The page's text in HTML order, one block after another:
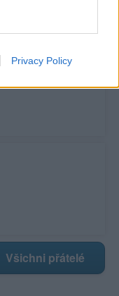
Privacy Policy
holka
Všichni přátelé